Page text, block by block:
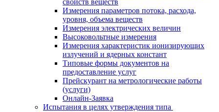
свойств веществ
Измерения параметров потока, расхода,
уровня, объема веществ
Измерения электрических величин
Высоковольтные измерения
Измерения характеристик ионизирующих
излучений и ядерных констант
Типовые формы документов на
предоставление услуг
Прейскурант на метрологические работы
(услуги)
Онлайн-Заявка
Испытания в целях утверждения типа